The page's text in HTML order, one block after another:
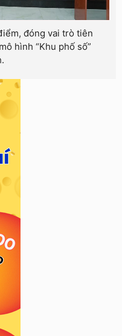
đóng vai trò tiên
hình “Khu phố số”